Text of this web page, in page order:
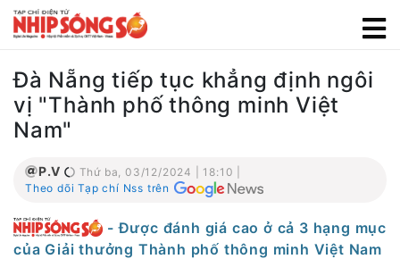
Đà Nẵng tiếp tục khẳng định ngôi
vị "Thành phố thông minh Việt
Nam"
P.V
Thứ ba, 03/12/2024 | 18:10 |
Theo dõi Tạp chí Nss trên
- Được đánh giá cao ở cả 3 hạng mục
của Giải thưởng Thành phố thông minh Việt Nam